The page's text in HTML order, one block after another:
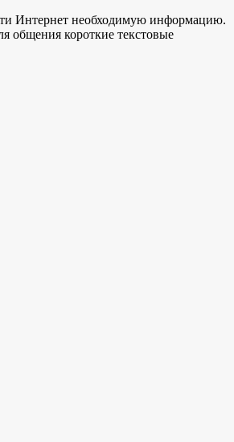
Интернет необходимую информацию.
общения короткие текстовые